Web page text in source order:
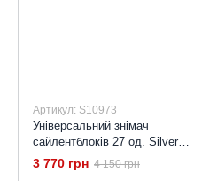
Артикул: S10973
Універсальний знімач
сайлентблоків 27 од. Silver
S10973 Набір для
випресування сайлентблоків
3 770 грн 4 150 грн